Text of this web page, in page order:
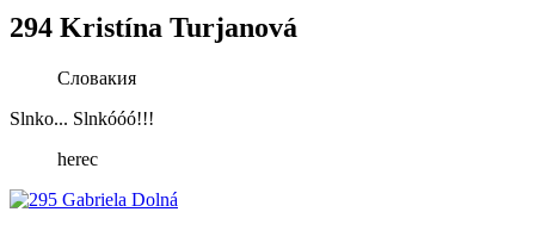
294 Kristína Turjanová
Словакия
Slnko... Slnkóóó!!!
herec